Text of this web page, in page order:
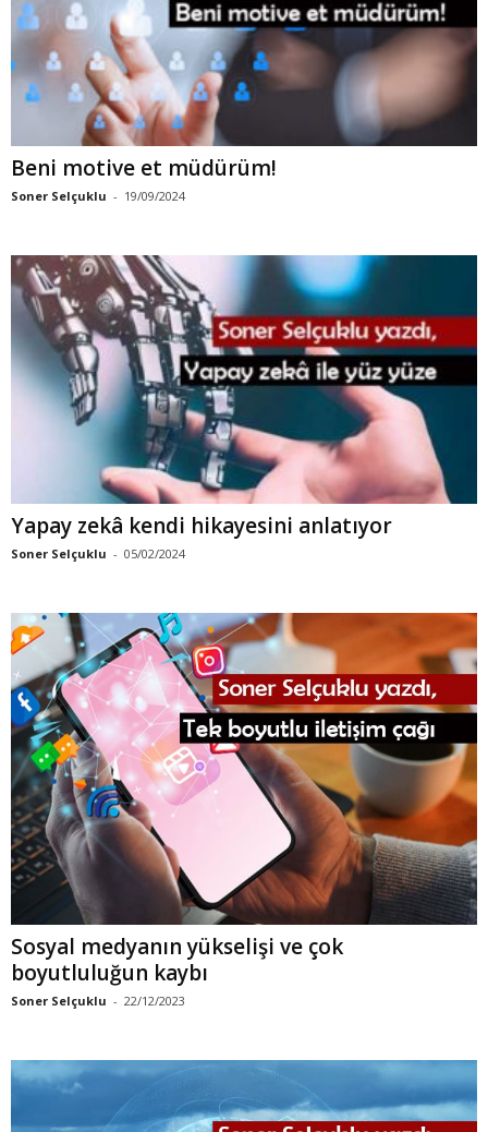
Beni motive et müdürüm!
Soner Selçuklu - 19/09/2024
Yapay zekâ kendi hikayesini anlatıyor
Soner Selçuklu - 05/02/2024
Sosyal medyanın yükselişi ve çok
boyutluluğun kaybı
Soner Selçuklu - 22/12/2023